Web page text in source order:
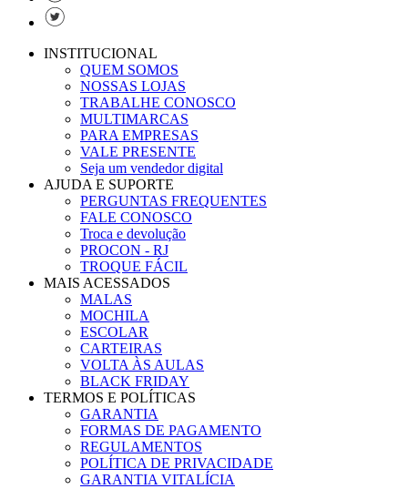
INSTITUCIONAL
QUEM SOMOS
NOSSAS LOJAS
TRABALHE CONOSCO
MULTIMARCAS
PARA EMPRESAS
VALE PRESENTE
Seja um vendedor digital
AJUDA E SUPORTE
PERGUNTAS FREQUENTES
FALE CONOSCO
Troca e devolução
PROCON - RJ
TROQUE FÁCIL
MAIS ACESSADOS
MALAS
MOCHILA
ESCOLAR
CARTEIRAS
VOLTA ÀS AULAS
BLACK FRIDAY
TERMOS E POLÍTICAS
GARANTIA
FORMAS DE PAGAMENTO
REGULAMENTOS
POLÍTICA DE PRIVACIDADE
GARANTIA VITALÍCIA